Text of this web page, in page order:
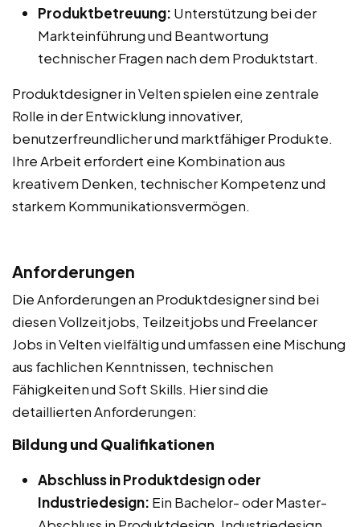
Produktbetreuung: Unterstützung bei der
Markteinführung und Beantwortung
technischer Fragen nach dem Produktstart.
Produktdesigner in Velten spielen eine zentrale
Rolle in der Entwicklung innovativer,
benutzerfreundlicher und marktfähiger Produkte.
Ihre Arbeit erfordert eine Kombination aus
kreativem Denken, technischer Kompetenz und
starkem Kommunikationsvermögen.
Anforderungen
Die Anforderungen an Produktdesigner sind bei
diesen Vollzeitjobs, Teilzeitjobs und Freelancer
Jobs in Velten vielfältig und umfassen eine Mischung
aus fachlichen Kenntnissen, technischen
Fähigkeiten und Soft Skills. Hier sind die
detaillierten Anforderungen:
Bildung und Qualifikationen
Abschluss in Produktdesign oder
Industriedesign: Ein Bachelor- oder Master-